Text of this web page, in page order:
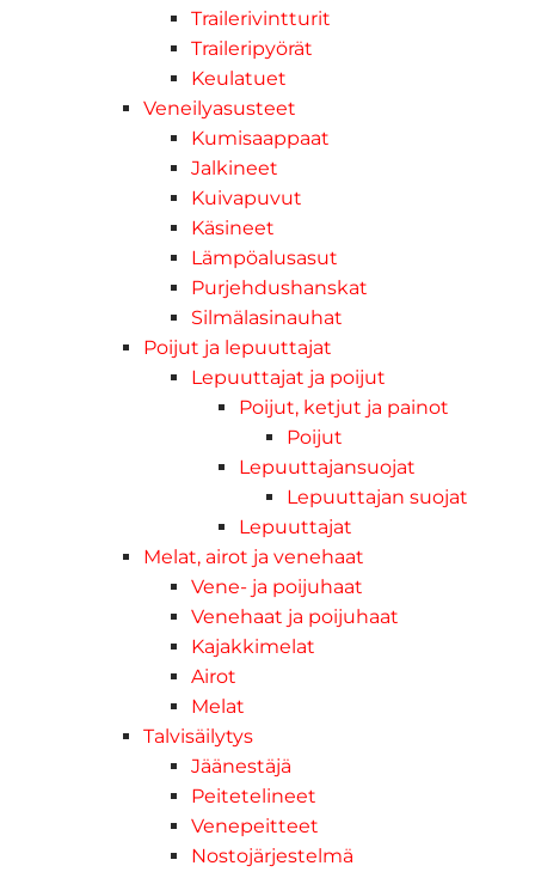
Trailerivintturit
Traileripyörät
Keulatuet
Veneilyasusteet
Kumisaappaat
Jalkineet
Kuivapuvut
Käsineet
Lämpöalusasut
Purjehdushanskat
Silmälasinauhat
Poijut ja lepuuttajat
Lepuuttajat ja poijut
Poijut, ketjut ja painot
Poijut
Lepuuttajansuojat
Lepuuttajan suojat
Lepuuttajat
Melat, airot ja venehaat
Vene- ja poijuhaat
Venehaat ja poijuhaat
Kajakkimelat
Airot
Melat
Talvisäilytys
Jäänestäjä
Peitetelineet
Venepeitteet
Nostojärjestelmä